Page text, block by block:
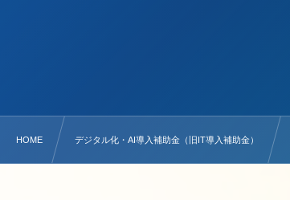
HOME デジタル化・AI導入補助金（旧IT導入補助金）